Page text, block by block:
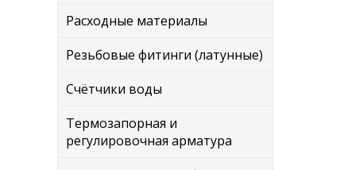
Расходные материалы
Резьбовые фитинги (латунные)
Счётчики воды
Термозапорная и
регулировочная арматура